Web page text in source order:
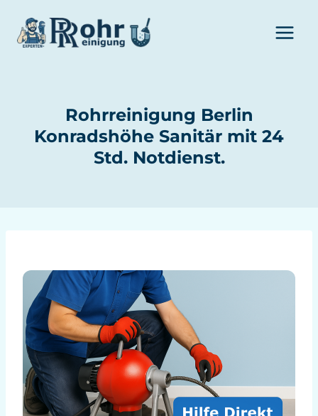
Inhalt
springen
Rohrreinigung Berlin
Konradshöhe Sanitär mit 24
Std. Notdienst.